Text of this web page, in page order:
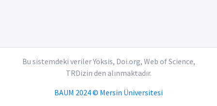
Bu sistemdeki veriler Yöksis, Doi.org, Web of Science,
TRDizin den alınmaktadır.
BAUM 2024 © Mersin Üniversitesi